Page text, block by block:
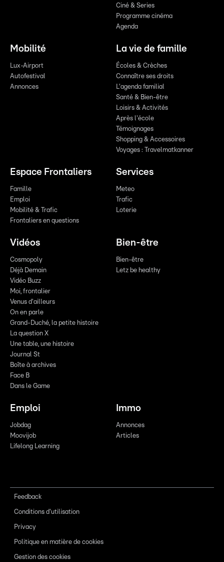
Ciné & Series
Programme cinéma
Agenda
Mobilité
Lux-Airport
Autofestival
Annonces
La vie de famille
Écoles & Crèches
Connaître ses droits
L'agenda familial
Santé & Bien-être
Loisirs & Activités
Après l'école
Témoignages
Shopping & Accessoires
Voyages : Travelmatkanner
Espace Frontaliers
Famille
Emploi
Mobilité & Trafic
Frontaliers en questions
Services
Meteo
Trafic
Loterie
Vidéos
Cosmopoly
Déjà Demain
Vidéo Buzz
Moi, frontalier
Venus d'ailleurs
On en parle
Grand-Duché, la petite histoire
La question X
Une table, une histoire
Journal St
Boîte à archives
Face B
Dans le Game
Bien-être
Bien-être
Letz be healthy
Emploi
Jobdag
Moovijob
Lifelong Learning
Immo
Annonces
Articles
Feedback
Conditions d'utilisation
Privacy
Politique en matière de cookies
Gestion des cookies